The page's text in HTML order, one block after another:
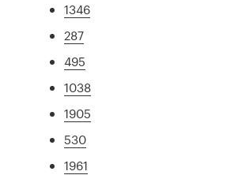
1346
287
495
1038
1905
530
1961